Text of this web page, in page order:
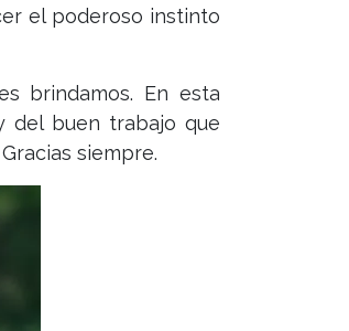
el poderoso instinto
brindamos. En esta
del buen trabajo que
Gracias siempre.